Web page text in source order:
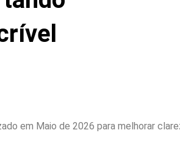
em Maio de 2026 para melhorar